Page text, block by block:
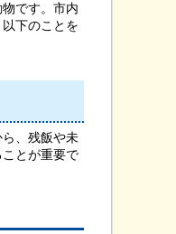
です。市内
下のことを
、残飯や未
とが重要で